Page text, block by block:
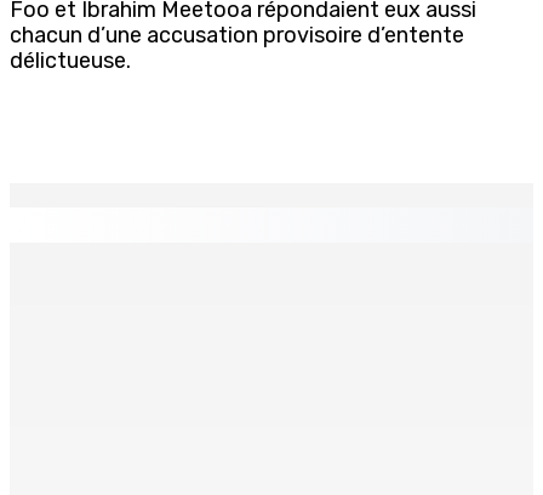
Foo et Ibrahim Meetooa répondaient eux aussi
chacun d’une accusation provisoire d’entente
délictueuse.